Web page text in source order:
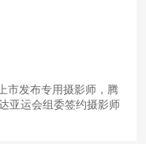
市发布专用摄影师，腾
亚运会组委签约摄影师